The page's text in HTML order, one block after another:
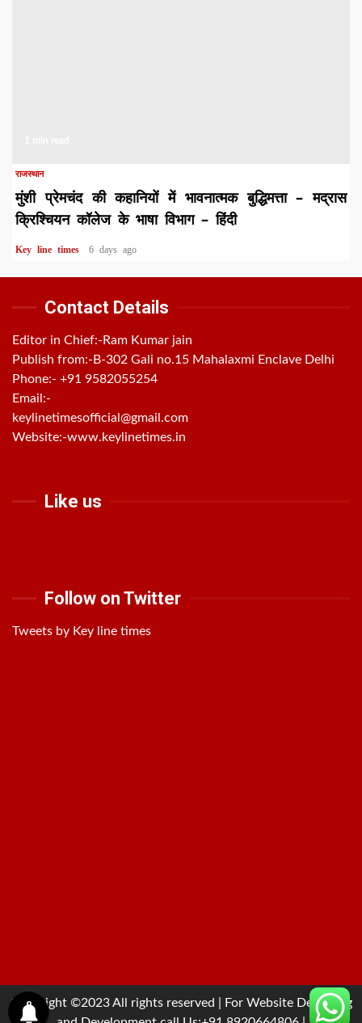
राजस्थान
मुंशी प्रेमचंद की कहानियों में भावनात्मक बुद्धिमत्ता – मद्रास
क्रिश्चियन कॉलेज के भाषा विभाग – हिंदी
Key line times 6 days ago
Contact Details
Editor in Chief:-Ram Kumar jain
Publish from:- B-302 Gali no.15 Mahalaxmi Enclave Delhi
Phone:- +91 9582055254
Email:-
keylinetimesofficial@gmail.com
Website:-www.keylinetimes.in
Like us
Follow on Twitter
Tweets by Key line times
Copyright ©2023 All rights reserved | For Website Designing